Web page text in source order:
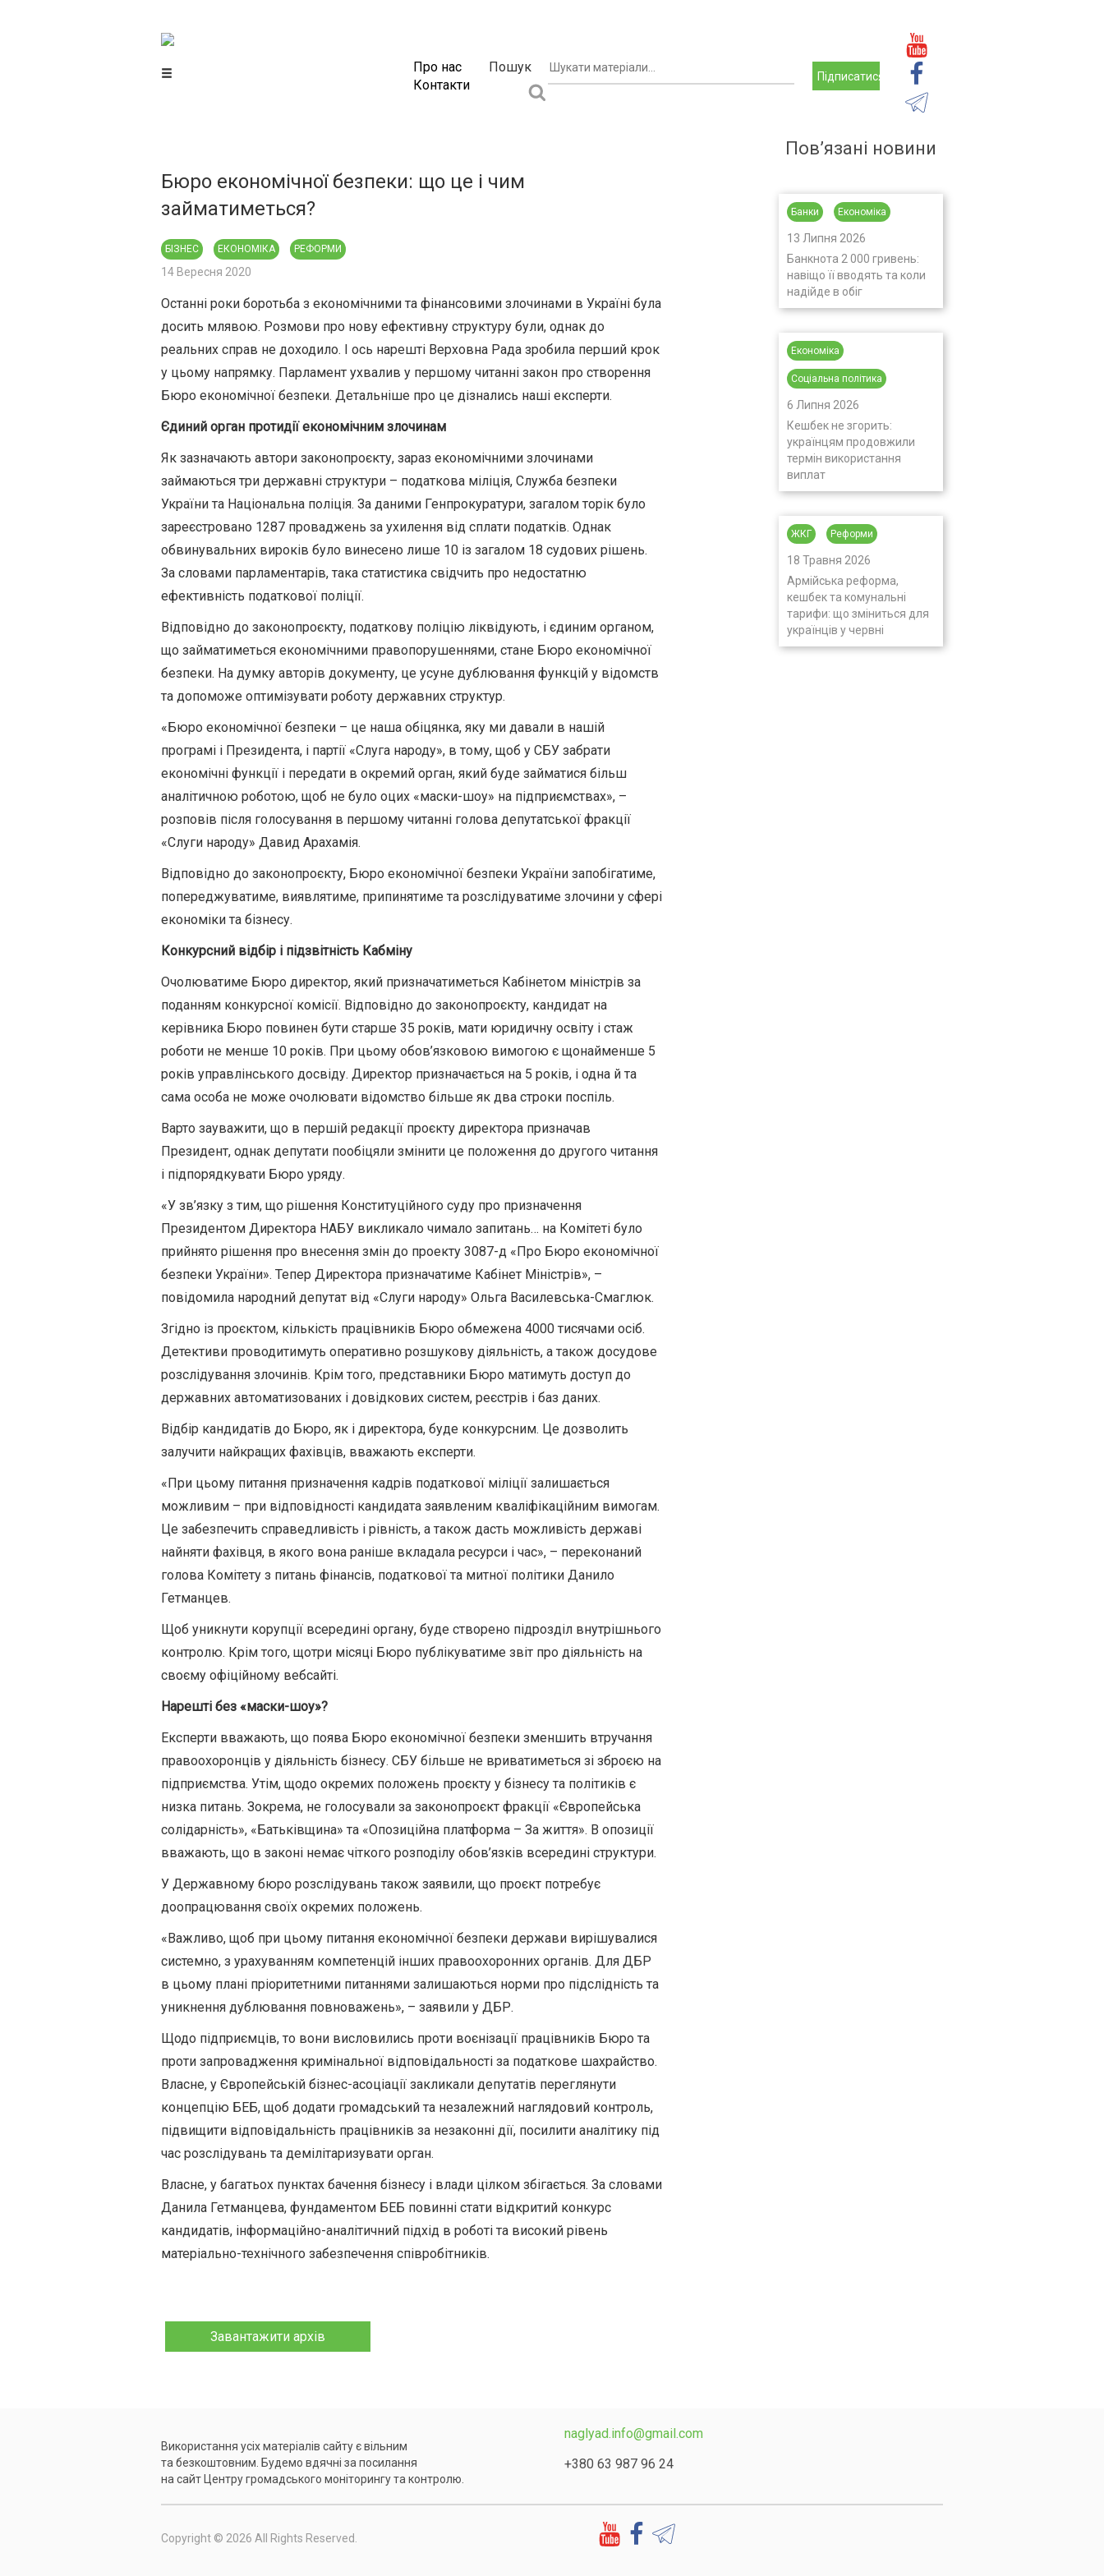
Центр громадського моніторингу
Про нас
Контакти
Пошук
Підписатися
Бюро економічної безпеки: що це і чим
займатиметься?
БІЗНЕС ЕКОНОМІКА РЕФОРМИ
14 Вересня 2020
Останні роки боротьба з економічними та фінансовими злочинами в Україні була
досить млявою. Розмови про нову ефективну структуру були, однак до
реальних справ не доходило. І ось нарешті Верховна Рада зробила перший крок
у цьому напрямку. Парламент ухвалив у першому читанні закон про створення
Бюро економічної безпеки. Детальніше про це дізнались наші експерти.
Єдиний орган протидії економічним злочинам
Як зазначають автори законопроєкту, зараз економічними злочинами
займаються три державні структури – податкова міліція, Служба безпеки
України та Національна поліція. За даними Генпрокуратури, загалом торік було
зареєстровано 1287 проваджень за ухилення від сплати податків. Однак
обвинувальних вироків було винесено лише 10 із загалом 18 судових рішень.
За словами парламентарів, така статистика свідчить про недостатню
ефективність податкової поліції.
Відповідно до законопроєкту, податкову поліцію ліквідують, і єдиним органом,
що займатиметься економічними правопорушеннями, стане Бюро економічної
безпеки. На думку авторів документу, це усуне дублювання функцій у відомств
та допоможе оптимізувати роботу державних структур.
«Бюро економічної безпеки – це наша обіцянка, яку ми давали в нашій
програмі і Президента, і партії «Слуга народу», в тому, щоб у СБУ забрати
економічні функції і передати в окремий орган, який буде займатися більш
аналітичною роботою, щоб не було оцих «маски-шоу» на підприємствах», –
розповів після голосування в першому читанні голова депутатської фракції
«Слуги народу» Давид Арахамія.
Відповідно до законопроєкту, Бюро економічної безпеки України запобігатиме,
попереджуватиме, виявлятиме, припинятиме та розслідуватиме злочини у сфері
економіки та бізнесу.
Конкурсний відбір і підзвітність Кабміну
Очолюватиме Бюро директор, який призначатиметься Кабінетом міністрів за
поданням конкурсної комісії. Відповідно до законопроєкту, кандидат на
керівника Бюро повинен бути старше 35 років, мати юридичну освіту і стаж
роботи не менше 10 років. При цьому обов’язковою вимогою є щонайменше 5
років управлінського досвіду. Директор призначається на 5 років, і одна й та
сама особа не може очолювати відомство більше як два строки поспіль.
Варто зауважити, що в першій редакції проєкту директора призначав
Президент, однак депутати пообіцяли змінити це положення до другого читання
і підпорядкувати Бюро уряду.
«У зв’язку з тим, що рішення Конституційного суду про призначення
Президентом Директора НАБУ викликало чимало запитань… на Комітеті було
прийнято рішення про внесення змін до проекту 3087-д «Про Бюро економічної
безпеки України». Тепер Директора призначатиме Кабінет Міністрів», –
повідомила народний депутат від «Слуги народу» Ольга Василевська-Смаглюк.
Згідно із проєктом, кількість працівників Бюро обмежена 4000 тисячами осіб.
Детективи проводитимуть оперативно розшукову діяльність, а також досудове
розслідування злочинів. Крім того, представники Бюро матимуть доступ до
державних автоматизованих і довідкових систем, реєстрів і баз даних.
Відбір кандидатів до Бюро, як і директора, буде конкурсним. Це дозволить
залучити найкращих фахівців, вважають експерти.
«При цьому питання призначення кадрів податкової міліції залишається
можливим – при відповідності кандидата заявленим кваліфікаційним вимогам.
Це забезпечить справедливість і рівність, а також дасть можливість державі
найняти фахівця, в якого вона раніше вкладала ресурси і час», – переконаний
голова Комітету з питань фінансів, податкової та митної політики Данило
Гетманцев.
Щоб уникнути корупції всередині органу, буде створено підрозділ внутрішнього
контролю. Крім того, щотри місяці Бюро публікуватиме звіт про діяльність на
своєму офіційному вебсайті.
Нарешті без «маски-шоу»?
Експерти вважають, що поява Бюро економічної безпеки зменшить втручання
правоохоронців у діяльність бізнесу. СБУ більше не вриватиметься зі зброєю на
підприємства. Утім, щодо окремих положень проєкту у бізнесу та політиків є
низка питань. Зокрема, не голосували за законопроєкт фракції «Європейська
солідарність», «Батьківщина» та «Опозиційна платформа – За життя». В опозиції
вважають, що в законі немає чіткого розподілу обов’язків всередині структури.
У Державному бюро розслідувань також заявили, що проєкт потребує
доопрацювання своїх окремих положень.
«Важливо, щоб при цьому питання економічної безпеки держави вирішувалися
системно, з урахуванням компетенцій інших правоохоронних органів. Для ДБР
в цьому плані пріоритетними питаннями залишаються норми про підслідність та
уникнення дублювання повноважень», – заявили у ДБР.
Щодо підприємців, то вони висловились проти воєнізації працівників Бюро та
проти запровадження кримінальної відповідальності за податкове шахрайство.
Власне, у Європейській бізнес-асоціації закликали депутатів переглянути
концепцію БЕБ, щоб додати громадський та незалежний наглядовий контроль,
підвищити відповідальність працівників за незаконні дії, посилити аналітику під
час розслідувань та демілітаризувати орган.
Власне, у багатьох пунктах бачення бізнесу і влади цілком збігається. За словами
Данила Гетманцева, фундаментом БЕБ повинні стати відкритий конкурс
кандидатів, інформаційно-аналітичний підхід в роботі та високий рівень
матеріально-технічного забезпечення співробітників.
Завантажити архів
Пов’язані новини
Банки Економіка
13 Липня 2026
Банкнота 2 000 гривень:
навіщо її вводять та коли
надійде в обіг
Економіка
Соціальна політика
6 Липня 2026
Кешбек не згорить:
українцям продовжили
термін використання
виплат
ЖКГ Реформи
18 Травня 2026
Армійська реформа,
кешбек та комунальні
тарифи: що зміниться для
українців у червні
Використання усіх матеріалів сайту є вільним
та безкоштовним. Будемо вдячні за посилання
на сайт Центру громадського моніторингу та контролю.
naglyad.info@gmail.com
+380 63 987 96 24
Copyright © 2026 All Rights Reserved.